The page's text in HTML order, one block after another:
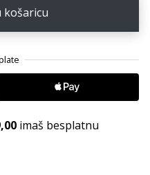
košaricu
imaš besplatnu